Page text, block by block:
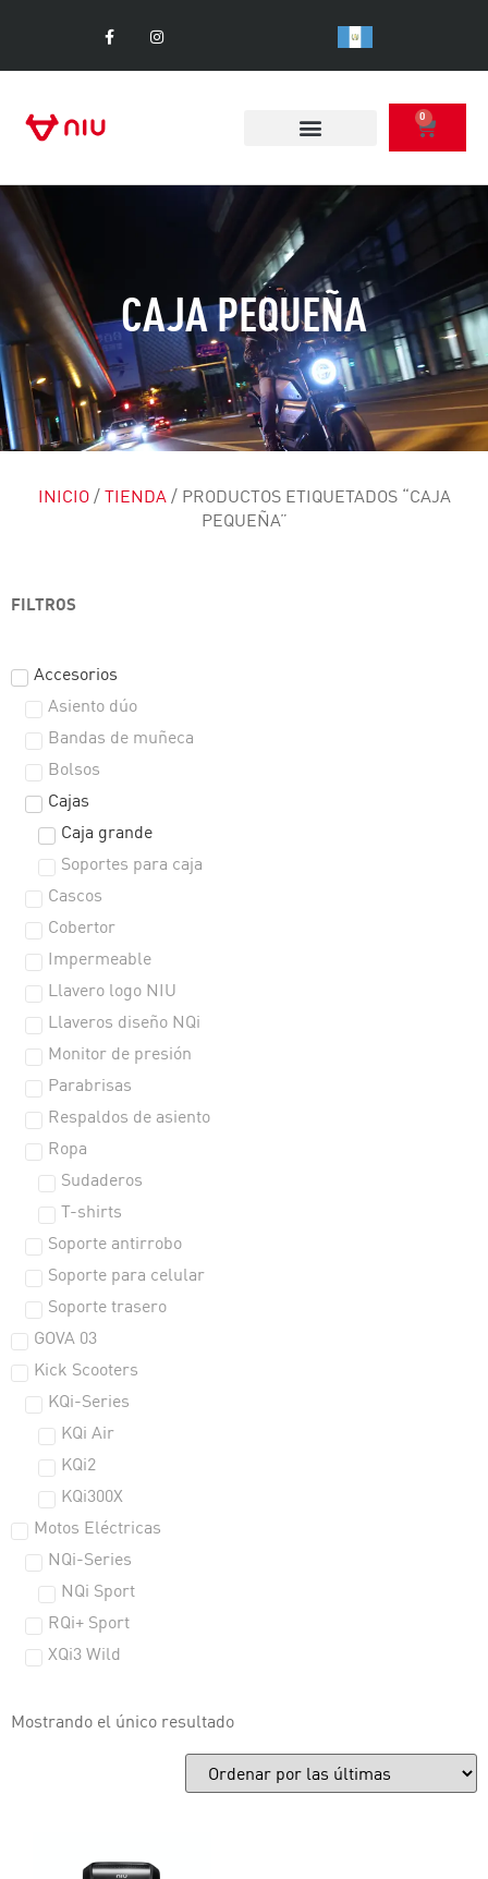
0
CAJA PEQUEÑA
INICIO/ TIENDA/ PRODUCTOS ETIQUETADOS “CAJA
PEQUEÑA”
FILTROS
Accesorios
Asiento dúo
Bandas de muñeca
Bolsos
Cajas
Caja grande
Soportes para caja
Cascos
Cobertor
Impermeable
Llavero logo NIU
Llaveros diseño NQi
Monitor de presión
Parabrisas
Respaldos de asiento
Ropa
Sudaderos
T-shirts
Soporte antirrobo
Soporte para celular
Soporte trasero
GOVA 03
Kick Scooters
KQi-Series
KQi Air
KQi2
KQi300X
Motos Eléctricas
NQi-Series
NQi Sport
RQi+ Sport
XQi3 Wild
Mostrando el único resultado